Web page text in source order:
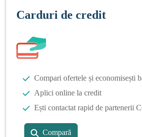
Carduri de credit
Compari ofertele și economisești
Aplici online la credit
Ești contactat rapid de partenerii
Compară